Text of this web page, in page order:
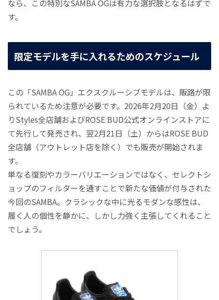
なら、この特別なSAMBA OGは有力な選択肢となるはずで
す。
限定モデルを手に入れるためのスケジュール
この「SAMBA OG」エクスクルーシブモデルは、販路が限
られているため注意が必要です。2026年2月20日（金）よ
りStyles全店舗およびROSE BUD公式オンラインストアに
て先行して発売され、翌2月21日（土）からはROSE BUD
全店舗（アウトレット店を除く）でも販売が開始されま
す。
単なる復刻やカラーバリエーションではなく、セレクトシ
ョップのフィルターを通すことで新たな価値が付与された
今回のSAMBA。クラシックな中に光るモダンな感性は、
履く人の個性を静かに、しかし力強く主張してくれること
でしょう。